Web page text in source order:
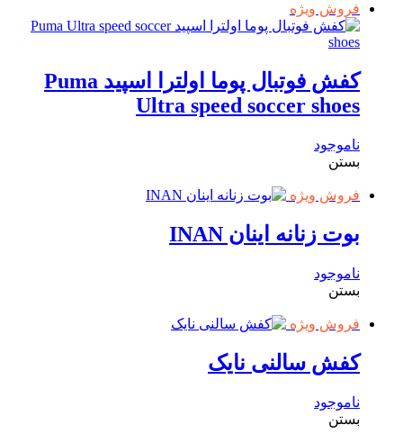
فروش ویژه
کفش فوتبال پوما اولترا اسپید Puma
Ultra speed soccer shoes
ناموجود
بستن
فروش ویژه
بوت زنانه اینان INAN
ناموجود
بستن
فروش ویژه
کفش سالنی نایک
ناموجود
بستن